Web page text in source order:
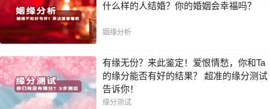
什么样的人结婚？你的婚姻会幸福吗？
姻缘分析
有缘无份？来此鉴定！爱恨情愁，你和Ta
的缘分能否有好的结果？ 超准的缘分测试
告诉你！
缘分测试